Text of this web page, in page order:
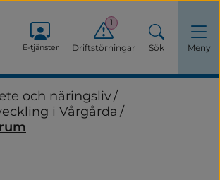
E-tjänster Driftstörningar
1
Sök Meny
och näringsliv/
i Vårgårda /